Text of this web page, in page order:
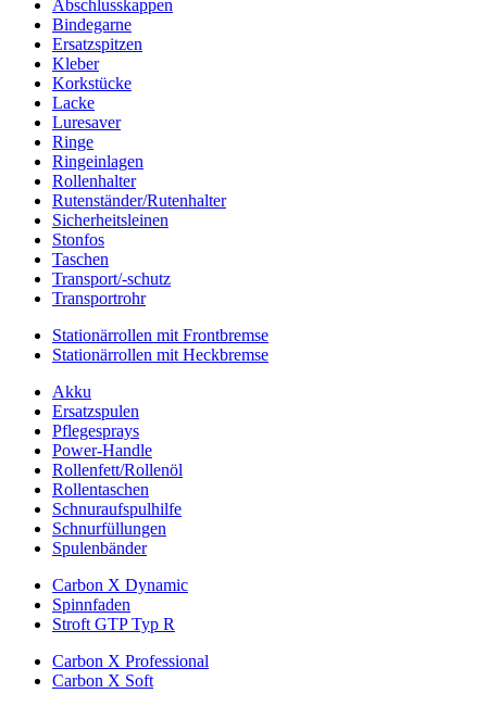
Abschlusskappen
Bindegarne
Ersatzspitzen
Kleber
Korkstücke
Lacke
Luresaver
Ringe
Ringeinlagen
Rollenhalter
Rutenständer/Rutenhalter
Sicherheitsleinen
Stonfos
Taschen
Transport/-schutz
Transportrohr
Stationärrollen mit Frontbremse
Stationärrollen mit Heckbremse
Akku
Ersatzspulen
Pflegesprays
Power-Handle
Rollenfett/Rollenöl
Rollentaschen
Schnuraufspulhilfe
Schnurfüllungen
Spulenbänder
Carbon X Dynamic
Spinnfaden
Stroft GTP Typ R
Carbon X Professional
Carbon X Soft